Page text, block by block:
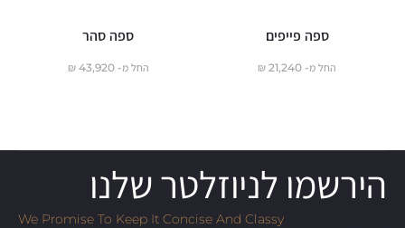
ספה פייפים
החל מ- 21,240
₪
ספה סהר
החל מ-43,920
₪
הירשמו לניוזלטר שלנו
We Promise To Keep It Concise And Classy